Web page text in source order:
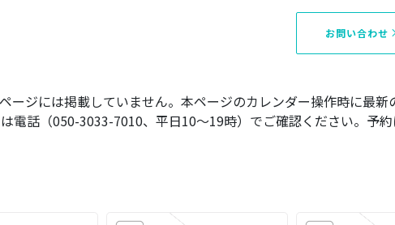
お問い合わせ
ージには掲載していません。本ページのカレンダー操作時に最新
電話（050-3033-7010、平日10〜19時）でご確認ください。予